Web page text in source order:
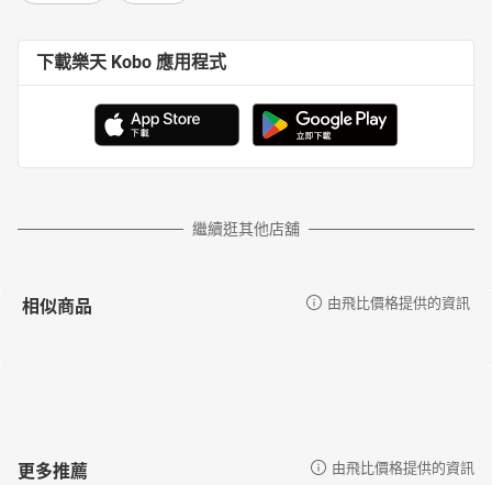
下載樂天 Kobo 應用程式
繼續逛其他店舖
相似商品 由飛比價格提供的資訊
更多推薦 由飛比價格提供的資訊